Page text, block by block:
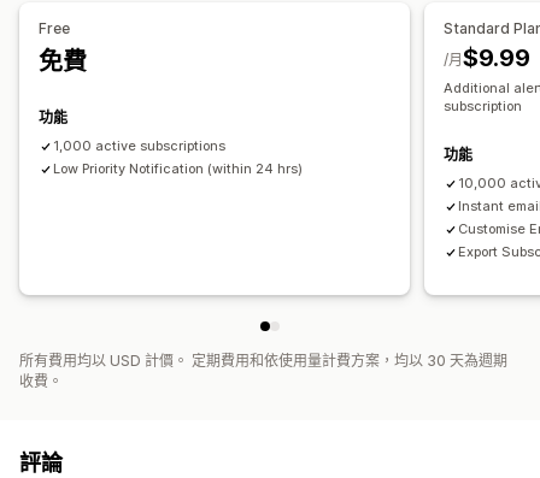
Free
免費
功能
1,000 active subscriptions
Low Priority Notification (within 24 hrs)
Standard
$9.99
/月
Additional
subscription
功能
10,000
Instant
Customise
Export
所有費用均以 USD 計價。 定期費用和依使用量計費方案，均以 30 天為週期
收費。
評論